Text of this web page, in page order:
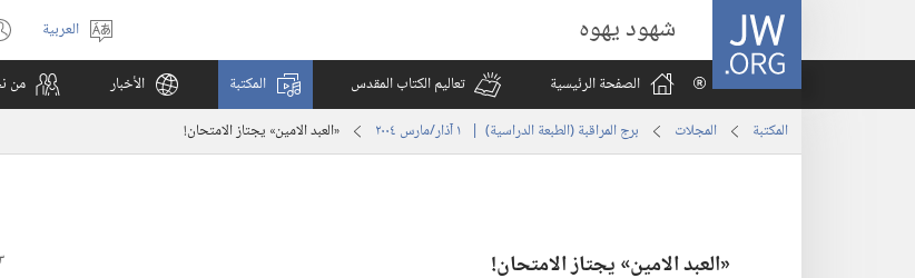
JW.ORG شهود يهوه
اختر
اللغة
العربية
الصفحة الرئيسية
تعاليم الكتاب المقدس المكتبة الأخبار من
المكتبة المجلات برج المراقبة (‏الطبعة الدراسية)‏ | ‏‎ ١‏ ‏‎آذار/مارس‏ ‎٢٠٠٤ ‏«العبد الامين» يجتاز الامتحان!‏
‏«العبد الامين» يجتاز الامتحان!‏